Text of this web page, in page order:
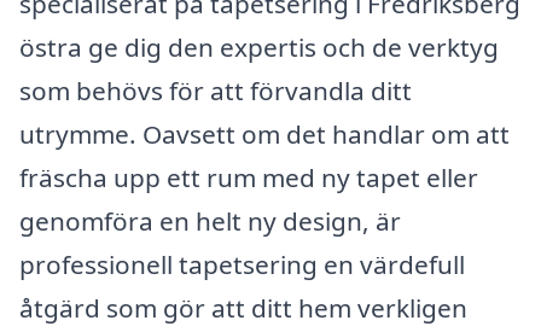
östra ge dig den expertis och de verktyg
som behövs för att förvandla ditt
utrymme. Oavsett om det handlar om att
fräscha upp ett rum med ny tapet eller
genomföra en helt ny design, är
professionell tapetsering en värdefull
åtgärd som gör att ditt hem verkligen